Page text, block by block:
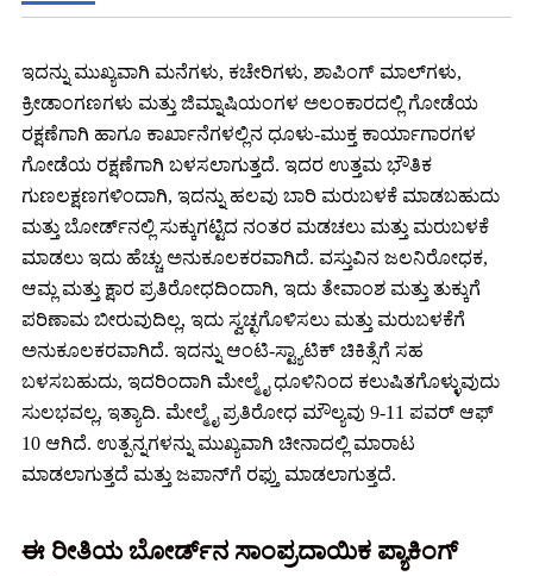
ಇದನ್ನು ಮುಖ್ಯವಾಗಿ ಮನೆಗಳು, ಕಚೇರಿಗಳು, ಶಾಪಿಂಗ್ ಮಾಲ್‌ಗಳು,
ಕ್ರೀಡಾಂಗಣಗಳು ಮತ್ತು ಜಿಮ್ನಾಷಿಯಂಗಳ ಅಲಂಕಾರದಲ್ಲಿ ಗೋಡೆಯ
ರಕ್ಷಣೆಗಾಗಿ ಹಾಗೂ ಕಾರ್ಖಾನೆಗಳಲ್ಲಿನ ಧೂಳು-ಮುಕ್ತ ಕಾರ್ಯಾಗಾರಗಳ
ಗೋಡೆಯ ರಕ್ಷಣೆಗಾಗಿ ಬಳಸಲಾಗುತ್ತದೆ. ಇದರ ಉತ್ತಮ ಭೌತಿಕ
ಗುಣಲಕ್ಷಣಗಳಿಂದಾಗಿ, ಇದನ್ನು ಹಲವು ಬಾರಿ ಮರುಬಳಕೆ ಮಾಡಬಹುದು
ಮತ್ತು ಬೋರ್ಡ್‌ನಲ್ಲಿ ಸುಕ್ಕುಗಟ್ಟಿದ ನಂತರ ಮಡಚಲು ಮತ್ತು ಮರುಬಳಕೆ
ಮಾಡಲು ಇದು ಹೆಚ್ಚು ಅನುಕೂಲಕರವಾಗಿದೆ. ವಸ್ತುವಿನ ಜಲನಿರೋಧಕ,
ಆಮ್ಲ ಮತ್ತು ಕ್ಷಾರ ಪ್ರತಿರೋಧದಿಂದಾಗಿ, ಇದು ತೇವಾಂಶ ಮತ್ತು ತುಕ್ಕುಗೆ
ಪರಿಣಾಮ ಬೀರುವುದಿಲ್ಲ, ಇದು ಸ್ವಚ್ಛಗೊಳಿಸಲು ಮತ್ತು ಮರುಬಳಕೆಗೆ
ಅನುಕೂಲಕರವಾಗಿದೆ. ಇದನ್ನು ಆಂಟಿ-ಸ್ಟ್ಯಾಟಿಕ್ ಚಿಕಿತ್ಸೆಗೆ ಸಹ
ಬಳಸಬಹುದು, ಇದರಿಂದಾಗಿ ಮೇಲ್ಮೈ ಧೂಳಿನಿಂದ ಕಲುಷಿತಗೊಳ್ಳುವುದು
ಸುಲಭವಲ್ಲ, ಇತ್ಯಾದಿ. ಮೇಲ್ಮೈ ಪ್ರತಿರೋಧ ಮೌಲ್ಯವು 9-11 ಪವರ್ ಆಫ್
10 ಆಗಿದೆ. ಉತ್ಪನ್ನಗಳನ್ನು ಮುಖ್ಯವಾಗಿ ಚೀನಾದಲ್ಲಿ ಮಾರಾಟ
ಮಾಡಲಾಗುತ್ತದೆ ಮತ್ತು ಜಪಾನ್‌ಗೆ ರಫ್ತು ಮಾಡಲಾಗುತ್ತದೆ.
ಈ ರೀತಿಯ ಬೋರ್ಡ್‌ನ ಸಾಂಪ್ರದಾಯಿಕ ಪ್ಯಾಕಿಂಗ್